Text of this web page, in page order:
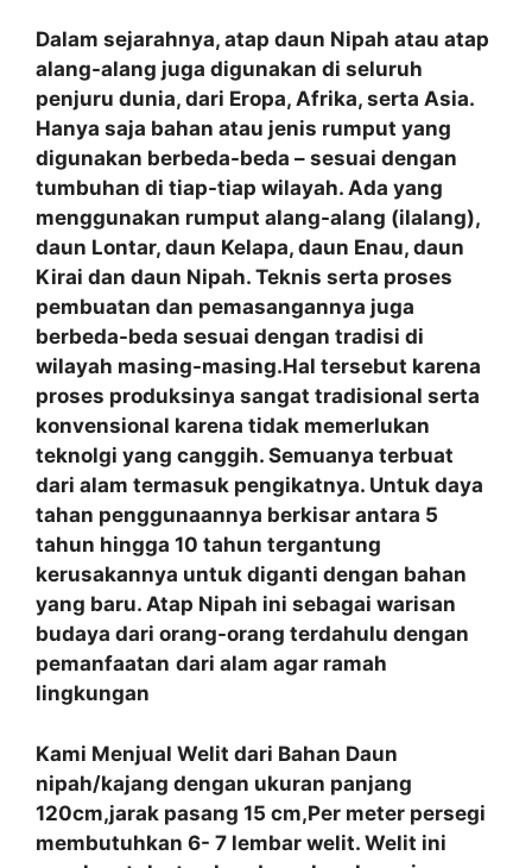
Dalam sejarahnya, atap daun Nipah atau atap
alang-alang juga digunakan di seluruh
penjuru dunia, dari Eropa, Afrika, serta Asia.
Hanya saja bahan atau jenis rumput yang
digunakan berbeda-beda – sesuai dengan
tumbuhan di tiap-tiap wilayah. Ada yang
menggunakan rumput alang-alang (ilalang),
daun Lontar, daun Kelapa, daun Enau, daun
Kirai dan daun Nipah. Teknis serta proses
pembuatan dan pemasangannya juga
berbeda-beda sesuai dengan tradisi di
wilayah masing-masing.Hal tersebut karena
proses produksinya sangat tradisional serta
konvensional karena tidak memerlukan
teknolgi yang canggih. Semuanya terbuat
dari alam termasuk pengikatnya. Untuk daya
tahan penggunaannya berkisar antara 5
tahun hingga 10 tahun tergantung
kerusakannya untuk diganti dengan bahan
yang baru. Atap Nipah ini sebagai warisan
budaya dari orang-orang terdahulu dengan
pemanfaatan dari alam agar ramah
lingkungan
Kami Menjual Welit dari Bahan Daun
nipah/kajang dengan ukuran panjang
120cm,jarak pasang 15 cm,Per meter persegi
membutuhkan 6- 7 lembar welit. Welit ini